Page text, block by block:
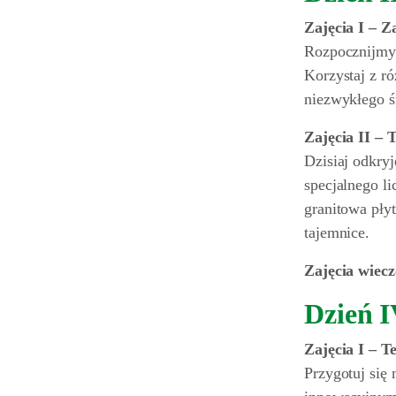
Zajęcia I –
Korzystaj z
niezwykłego
Zajęcia II –
Dzisiaj
specjalnego
granitowa
tajemnice.
Zajęcia
Dzień
Zajęcia I –
Przygotuj się